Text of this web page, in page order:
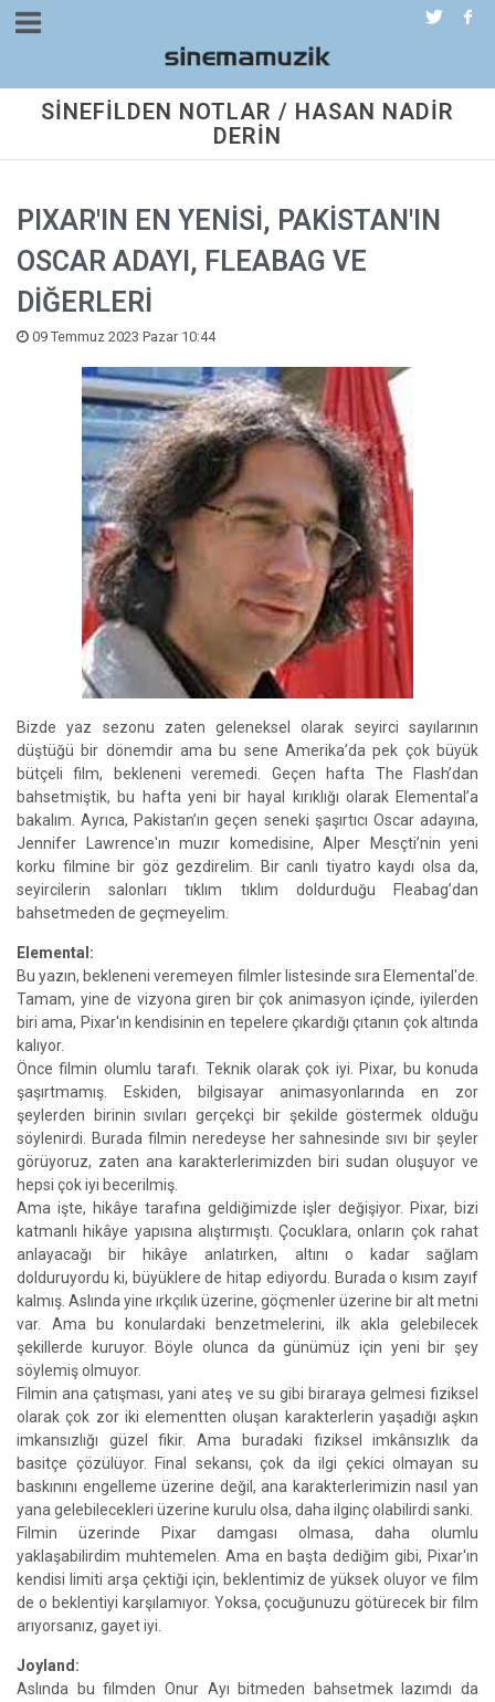
SİNEFİLDEN NOTLAR / HASAN NADİR
DERİN
PIXAR'IN EN YENİSİ, PAKİSTAN'IN
OSCAR ADAYI, FLEABAG VE
DİĞERLERİ
09 Temmuz 2023 Pazar 10:44
Bizde yaz sezonu zaten geleneksel olarak seyirci sayılarının
düştüğü bir dönemdir ama bu sene Amerika’da pek çok büyük
bütçeli film, bekleneni veremedi. Geçen hafta The Flash’dan
bahsetmiştik, bu hafta yeni bir hayal kırıklığı olarak Elemental’a
bakalım. Ayrıca, Pakistan’ın geçen seneki şaşırtıcı Oscar adayına,
Jennifer Lawrence'ın muzır komedisine, Alper Mesçti’nin yeni
korku filmine bir göz gezdirelim. Bir canlı tiyatro kaydı olsa da,
seyircilerin salonları tıklım tıklım doldurduğu Fleabag’dan
bahsetmeden de geçmeyelim.
Elemental:
Bu yazın, bekleneni veremeyen filmler listesinde sıra Elemental'de.
Tamam, yine de vizyona giren bir çok animasyon içinde, iyilerden
biri ama, Pixar'ın kendisinin en tepelere çıkardığı çıtanın çok altında
kalıyor.
Önce filmin olumlu tarafı. Teknik olarak çok iyi. Pixar, bu konuda
şaşırtmamış. Eskiden, bilgisayar animasyonlarında en zor
şeylerden birinin sıvıları gerçekçi bir şekilde göstermek olduğu
söylenirdi. Burada filmin neredeyse her sahnesinde sıvı bir şeyler
görüyoruz, zaten ana karakterlerimizden biri sudan oluşuyor ve
hepsi çok iyi becerilmiş.
Ama işte, hikâye tarafına geldiğimizde işler değişiyor. Pixar, bizi
katmanlı hikâye yapısına alıştırmıştı. Çocuklara, onların çok rahat
anlayacağı bir hikâye anlatırken, altını o kadar sağlam
dolduruyordu ki, büyüklere de hitap ediyordu. Burada o kısım zayıf
kalmış. Aslında yine ırkçılık üzerine, göçmenler üzerine bir alt metni
var. Ama bu konulardaki benzetmelerini, ilk akla gelebilecek
şekillerde kuruyor. Böyle olunca da günümüz için yeni bir şey
söylemiş olmuyor.
Filmin ana çatışması, yani ateş ve su gibi biraraya gelmesi fiziksel
olarak çok zor iki elementten oluşan karakterlerin yaşadığı aşkın
imkansızlığı güzel fikir. Ama buradaki fiziksel imkânsızlık da
basitçe çözülüyor. Final sekansı, çok da ilgi çekici olmayan su
baskınını engelleme üzerine değil, ana karakterlerimizin nasıl yan
yana gelebilecekleri üzerine kurulu olsa, daha ilginç olabilirdi sanki.
Filmin üzerinde Pixar damgası olmasa, daha olumlu
yaklaşabilirdim muhtemelen. Ama en başta dediğim gibi, Pixar'ın
kendisi limiti arşa çektiği için, beklentimiz de yüksek oluyor ve film
de o beklentiyi karşılamıyor. Yoksa, çocuğunuzu götürecek bir film
arıyorsanız, gayet iyi.
Joyland:
Aslında bu filmden Onur Ayı bitmeden bahsetmek lazımdı da